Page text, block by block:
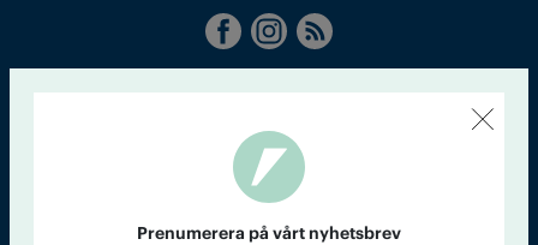
Kontakt Om Tidningen Tidningsarkiv In English
Prenumerera på vårt nyhetsbrev